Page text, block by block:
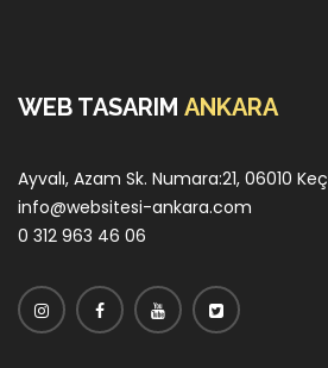
WEB TASARIM ANKARA
Ayvalı, Azam Sk. Numara:21, 06010
info@websitesi-ankara.com
0 312 963 46 06